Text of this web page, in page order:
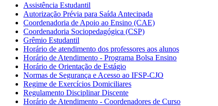
Assistência Estudantil
Autorização Prévia para Saída Antecipada
Coordenadoria de Apoio ao Ensino (CAE)
Coordenadoria Sociopedagógica (CSP)
Grêmio Estudantil
Horário de atendimento dos professores aos alunos
Horário de Atendimento - Programa Bolsa Ensino
Horário de Orientação de Estágio
Normas de Segurança e Acesso ao IFSP-CJO
Regime de Exercícios Domiciliares
Regulamento Disciplinar Discente
Horário de Atendimento - Coordenadores de Curso